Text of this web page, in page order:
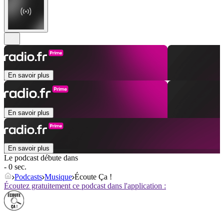
En savoir plus
En savoir plus
En savoir plus
Le podcast débute dans
- 0 sec.
Podcasts Musique Écoute Ça !
Écoutez gratuitement ce podcast dans l'application :